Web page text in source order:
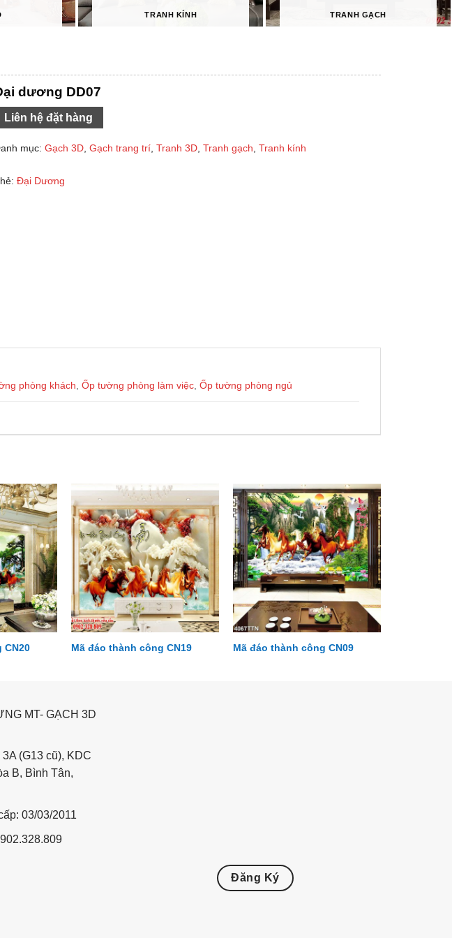
TRANH KÍNH TRANH GẠCH
dương DD07
Liên hệ đặt hàng
mục: Gạch 3D, Gạch trang trí, Tranh 3D, Tranh gạch, Tranh kính
Đại Dương
phòng khách ,Ốp tường phòng làm việc ,Ốp tường phòng ngủ
CN20 Mã đáo thành công CN19 Mã đáo thành công CN09
MT- GẠCH 3D
(G13 cũ), KDC
B, Bình Tân,
03/03/2011
Đăng Ký